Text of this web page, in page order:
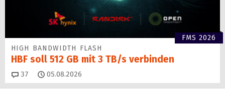
FMS 2026
HIGH BANDWIDTH FLASH
HBF soll 512 GB mit 3 TB/s verbinden
37 Kommentare
05.08.2026